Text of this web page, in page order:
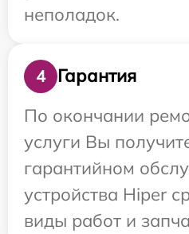
неполадок.
4
Гарантия
По окончании
услуги Вы
гарантийном
устройства Hiper
виды работ и